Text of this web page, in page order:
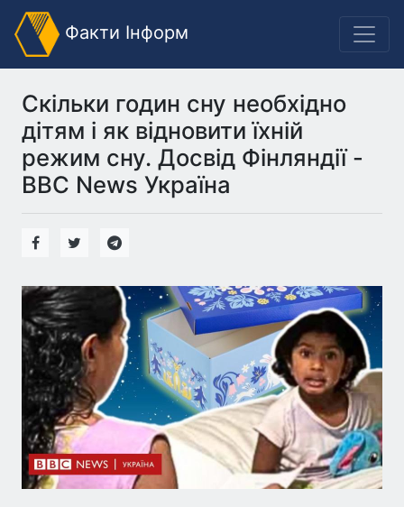
Факти Інформ
Скільки годин сну необхідно
дітям і як відновити їхній
режим сну. Досвід Фінляндії -
BBC News Україна